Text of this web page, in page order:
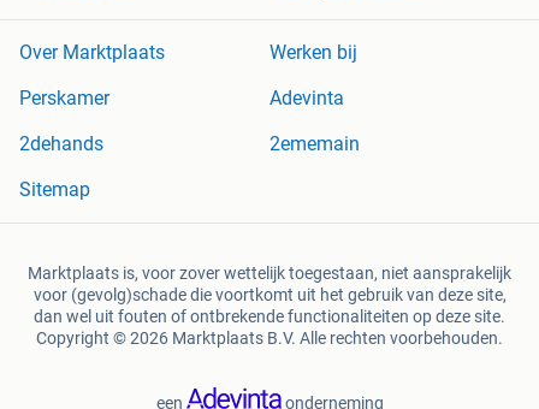
Over Marktplaats
Werken bij
Perskamer
Adevinta
2dehands
2ememain
Sitemap
Marktplaats is, voor zover wettelijk toegestaan, niet aansprakelijk
voor (gevolg)schade die voortkomt uit het gebruik van deze site,
dan wel uit fouten of ontbrekende functionaliteiten op deze site.
Copyright © 2026 Marktplaats B.V. Alle rechten voorbehouden.
een onderneming